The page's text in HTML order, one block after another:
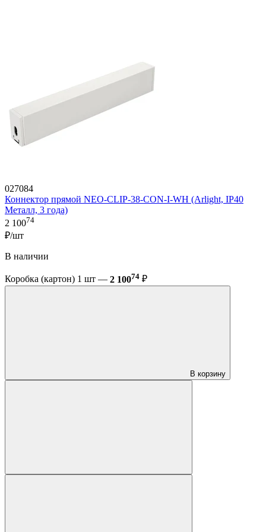
027084
Коннектор прямой NEO-CLIP-38-CON-I-WH (Arlight, IP40
Металл, 3 года)
2 10074
₽/шт
В наличии
Коробка (картон) 1 шт — 2 10074 ₽
В корзину